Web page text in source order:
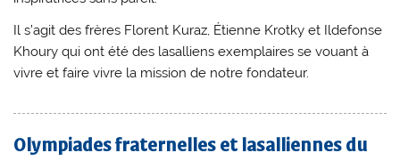
Il s’agit des frères Florent Kuraz, Étienne Krotky et Ildefonse
Khoury qui ont été des lasalliens exemplaires se vouant à
vivre et faire vivre la mission de notre fondateur.
Olympiades fraternelles et lasalliennes du